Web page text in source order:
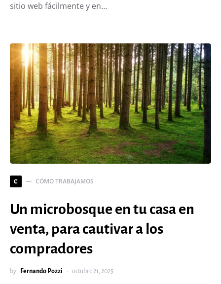
sitio web fácilmente y en…
C CÓMO TRABAJAMOS
Un microbosque en tu casa en
venta, para cautivar a los
compradores
by Fernando Pozzi octubre 21, 2025